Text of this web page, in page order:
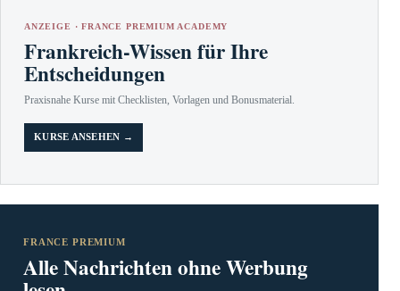
ANZEIGE · FRANCE PREMIUM ACADEMY
Frankreich-Wissen für Ihre
Entscheidungen
Praxisnahe Kurse mit Checklisten, Vorlagen und Bonusmaterial.
KURSE ANSEHEN →
FRANCE PREMIUM
Alle Nachrichten ohne Werbung